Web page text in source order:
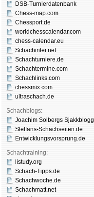
DSB-Turnierdatenbank
Chess-map.com
Chessport.de
worldchesscalendar.com
chess-calendar.eu
Schachinter.net
Schachturniere.de
Schachtermine.com
Schachlinks.com
chessmix.com
ultraschach.de
Schachblogs:
Joachim Solbergs Sjakkblogg
Steffans-Schachseiten.de
Entwicklungsvorsprung.de
Schachtraining:
listudy.org
Schach-Tipps.de
Schachwoche.de
Schachmatt.net